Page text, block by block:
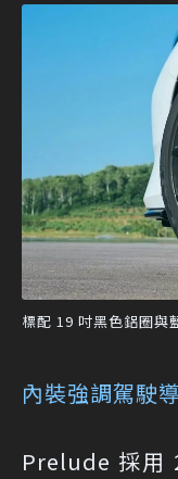
標配 19 吋黑色鋁圈與
內裝強調駕駛
Prelude 採用